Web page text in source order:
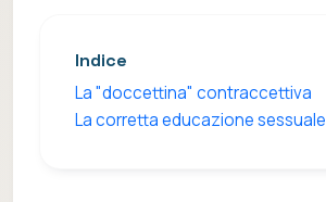
Indice
La "doccettina" contraccettiva
La corretta educazione sessuale